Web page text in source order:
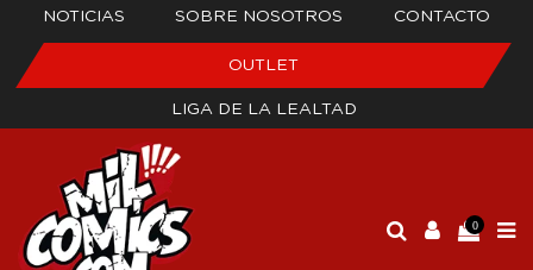
NOTICIAS SOBRE NOSOTROS CONTACTO
OUTLET
LIGA DE LA LEALTAD
0